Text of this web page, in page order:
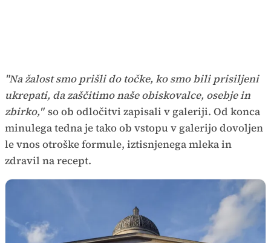
"Na žalost smo prišli do točke, ko smo bili prisiljeni
ukrepati, da zaščitimo naše obiskovalce, osebje in
zbirko," so ob odločitvi zapisali v galeriji. Od konca
minulega tedna je tako ob vstopu v galerijo dovoljen
le vnos otroške formule, iztisnjenega mleka in
zdravil na recept.